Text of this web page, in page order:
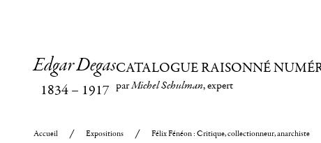
Edgar Degas
1834– 1917
CATALOGUE RAISONNÉ
parMichel Schulman, expert
Accueil Expositions Félix Fénéon : Critique, collectionneur, anarchiste